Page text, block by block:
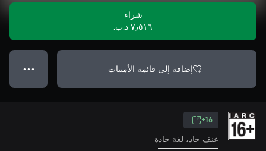
شراء
٧٫٥١٦ د.ب.‏
إضافة إلى قائمة الأمنيات ● ● ●
16+
عنف حاد، لغة حادة